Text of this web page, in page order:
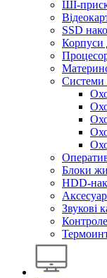
ШІ-
SSD
Системи
Блоки
HDD-
Звукові